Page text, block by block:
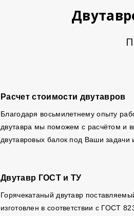
Расчет стоимости двутавров
Благодаря восьмилетнему опыту
двутавра мы поможем с расчётом и
двутавровых балок под Ваши задачи
Двутавр ГОСТ и ТУ
Горячекатаный двутавр
изготовлен в соответствии с ГОСТ